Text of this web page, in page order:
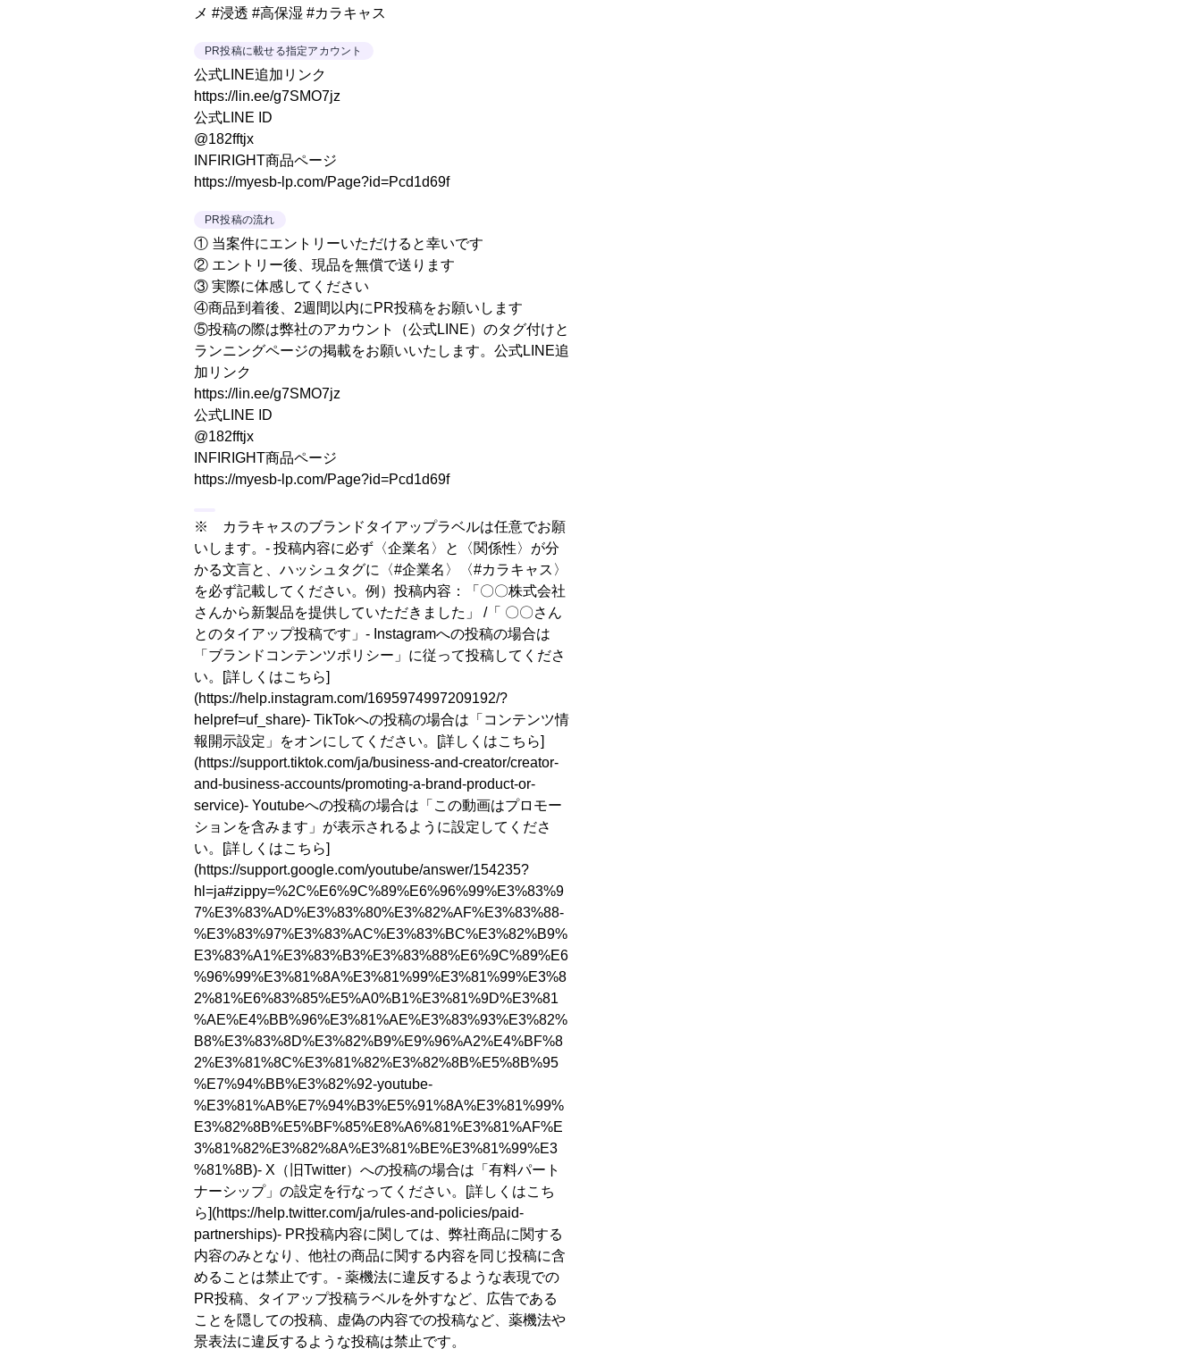
メ #浸透 #高保湿 #カラキャス
PR投稿に載せる指定アカウント
公式LINE追加リンク
https://lin.ee/g7SMO7jz
公式LINE ID
@182fftjx
INFIRIGHT商品ページ
https://myesb-lp.com/Page?id=Pcd1d69f
PR投稿の流れ
① 当案件にエントリーいただけると幸いです
② エントリー後、現品を無償で送ります
③ 実際に体感してください
④商品到着後、2週間以内にPR投稿をお願いします
⑤投稿の際は弊社のアカウント（公式LINE）のタグ付けと
ランニングページの掲載をお願いいたします。公式LINE追
加リンク
https://lin.ee/g7SMO7jz
公式LINE ID
@182fftjx
INFIRIGHT商品ページ
https://myesb-lp.com/Page?id=Pcd1d69f
※ カラキャスのブランドタイアップラベルは任意でお願
いします。- 投稿内容に必ず〈企業名〉と〈関係性〉が分
かる文言と、ハッシュタグに〈#企業名〉〈#カラキャス〉
を必ず記載してください。 例）投稿内容：「〇〇株式会社
さんから新製品を提供していただきました」 /「 〇〇さん
とのタイアップ投稿です」 - Instagramへの投稿の場合は
「ブランドコンテンツポリシー」に従って投稿してくださ
い。
[詳しくはこちら]
(https://help.instagram.com/1695974997209192/?
helpref=uf_share)- TikTokへの投稿の場合は「コンテンツ情
報開示設定」をオンにしてください。
[詳しくはこちら]
(https://support.tiktok.com/ja/business-and-creator/creator-
and-business-accounts/promoting-a-brand-product-or-
service)- Youtubeへの投稿の場合は「この動画はプロモー
ションを含みます」が表示されるように設定してくださ
い。
[詳しくはこちら]
(https://support.google.com/youtube/answer/154235?
hl=ja#zippy=%2C%E6%9C%89%E6%96%99%E3%83%9
7%E3%83%AD%E3%83%80%E3%82%AF%E3%83%88-
%E3%83%97%E3%83%AC%E3%83%BC%E3%82%B9%
E3%83%A1%E3%83%B3%E3%83%88%E6%9C%89%E6
%96%99%E3%81%8A%E3%81%99%E3%81%99%E3%8
2%81%E6%83%85%E5%A0%B1%E3%81%9D%E3%81
%AE%E4%BB%96%E3%81%AE%E3%83%93%E3%82%
B8%E3%83%8D%E3%82%B9%E9%96%A2%E4%BF%8
2%E3%81%8C%E3%81%82%E3%82%8B%E5%8B%95
%E7%94%BB%E3%82%92-youtube-
%E3%81%AB%E7%94%B3%E5%91%8A%E3%81%99%
E3%82%8B%E5%BF%85%E8%A6%81%E3%81%AF%E
3%81%82%E3%82%8A%E3%81%BE%E3%81%99%E3
%81%8B)- X（旧Twitter）への投稿の場合は「有料パート
ナーシップ」の設定を行なってください。
[詳しくはこち
ら](https://help.twitter.com/ja/rules-and-policies/paid-
partnerships)- PR投稿内容に関しては、弊社商品に関する
内容のみとなり、他社の商品に関する内容を同じ投稿に含
めることは禁止です。- 薬機法に違反するような表現での
PR投稿、タイアップ投稿ラベルを外すなど、広告である
ことを隠しての投稿、虚偽の内容での投稿など、薬機法や
景表法に違反するような投稿は禁止です。